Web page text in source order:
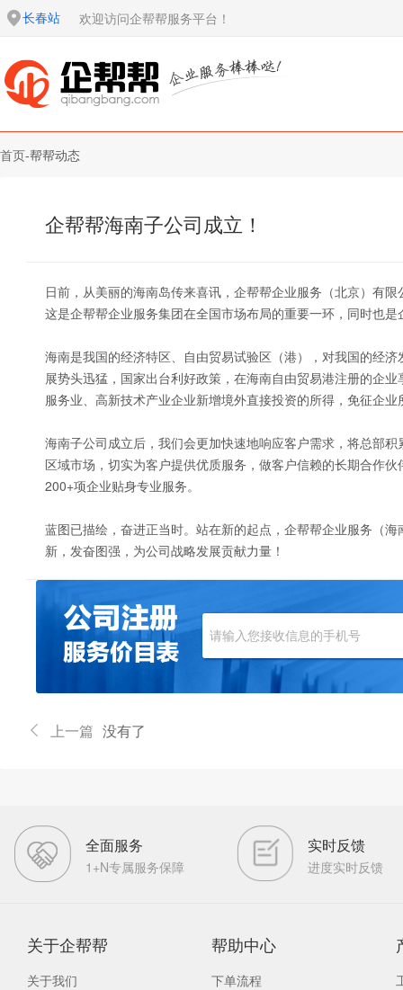
长春站 欢迎访问企帮帮服务平台！
首页-帮帮动态
企帮帮海南子公司成立！
日前，从美丽的海南岛传来喜讯，企帮帮企业服务（北京）有
这是企帮帮企业服务集团在全国市场布局的重要一环，同时也
海南是我国的经济特区、自由贸易试验区（港），对我国的经
展势头迅猛，国家出台利好政策，在海南自由贸易港注册的企
服务业、高新技术产业企业新增境外直接投资的所得，免征企
海南子公司成立后，我们会更加快速地响应客户需求，将总部
区域市场，切实为客户提供优质服务，做客户信赖的长期合作
200+项企业贴身专业服务。
蓝图已描绘，奋进正当时。站在新的起点，企帮帮企业服务（
新，发奋图强，为公司战略发展贡献力量！
上一篇 没有了
全面服务
1+N专属服务保障
实时反馈
进度实时反馈
关于企帮帮
关于我们
帮助中心
下单流程